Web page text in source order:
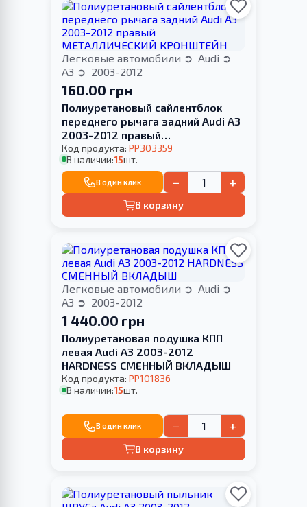
Легковые автомобили
Audi
A3
2003-2012
160.00 грн
Полиуретановый сайлентблок
переднего рычага задний Audi A3
2003-2012 правый
МЕТАЛЛИЧЕСКИЙ КРОНШТЕЙН
Код продукта: PP303359
В наличии:15шт.
В один клик − +
В корзину
Легковые автомобили
Audi
A3
2003-2012
1 440.00 грн
Полиуретановая подушка КПП
левая Audi A3 2003-2012
HARDNESS СМЕННЫЙ ВКЛАДЫШ
Код продукта: PP101836
В наличии:15шт.
В один клик − +
В корзину